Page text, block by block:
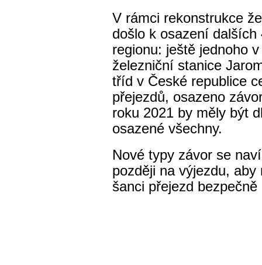
V rámci rekonstrukce
došlo k osazení
regionu: ještě jednoho
železniční stanice
tříd v České republice
přejezdů, osazeno
roku 2021 by měly být
osazené všechny.
Nové typy závor se
později na výjezdu,
šanci přejezd bezpečně